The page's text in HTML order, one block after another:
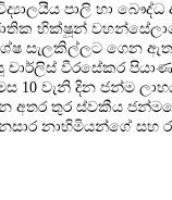
පාලි හා
භික්ෂූන්
සැලකිල්ලට ගෙන
චාර්ලිස් වීරසේකර
10 වැනි දින ජන්ම
අතර තුර ස්වකීය
නාහිමියන්ගේ